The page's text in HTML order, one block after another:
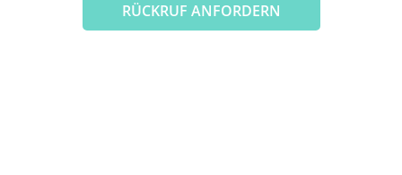
RÜCKRUF ANFORDERN